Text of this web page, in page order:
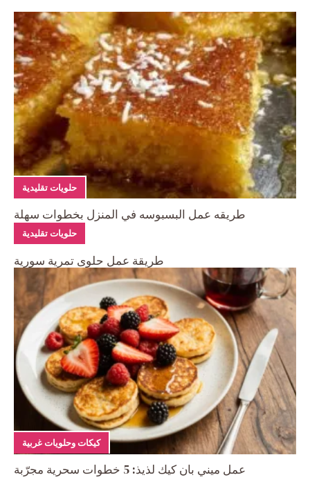
حلويات تقليدية
طريقه عمل البسبوسه في المنزل بخطوات سهلة
حلويات تقليدية
طريقة عمل حلوى تمرية سورية
كيكات وحلويات غربية
عمل ميني بان كيك لذيذ: 5 خطوات سحرية مجرّبة